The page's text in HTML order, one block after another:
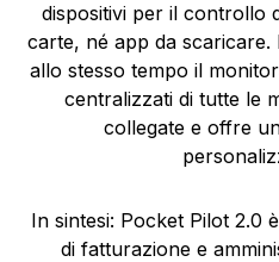
dispositivi per il controllo
carte, né app da
allo stesso tempo il
centralizzati di tutte le
collegate e offre
In sintesi: Pocket Pilot 2.0
di fatturazione e